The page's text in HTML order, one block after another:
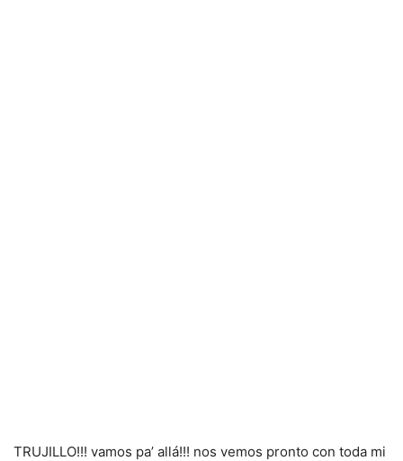
TRUJILLO!!! vamos pa’ allá!!! nos vemos pronto con toda mi